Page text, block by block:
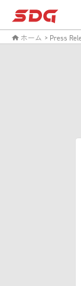
ホーム > Press